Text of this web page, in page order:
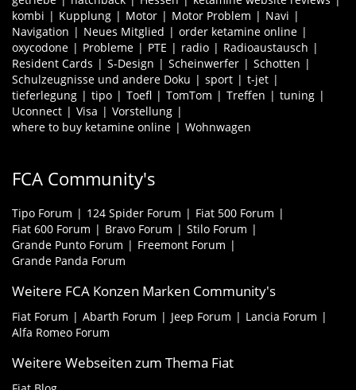
kombi
Kupplung Motor Motor Problem
Navi
Navigation
Neues Mitglied
order ketamine online
oxycodone
Probleme PTE radio
Radioaustausch
Resident Cards
S-Design Scheinwerfer
Schotten
Schulzeugnisse und andere Doku
sport
t-jet
tieferlegung
tipo Toefl TomTom Treffen
tuning
Uconnect
Visa
Vorstellung
where to buy ketamine online
Wohnwagen
FCA Community's
Tipo Forum 124 Spider Forum
Fiat 500 Forum
Fiat 600 Forum
Bravo Forum
Stilo Forum
Grande Punto Forum
Freemont Forum
Grande Panda Forum
Weitere FCA Konzen Marken Community's
Fiat Forum Abarth Forum Jeep Forum
Lancia Forum
Alfa Romeo Forum
Weitere Webseiten zum Thema Fiat